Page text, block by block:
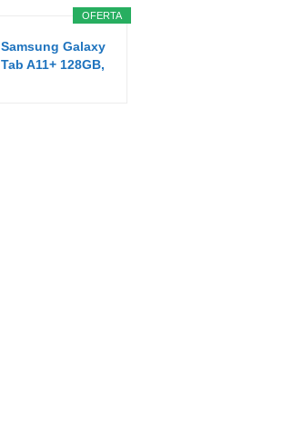
OFERTA
Samsung Galaxy
Tab A11+ 128GB,